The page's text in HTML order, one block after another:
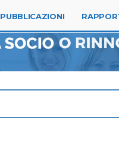
Tel.
PUBBLICAZIONI